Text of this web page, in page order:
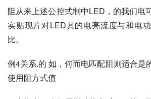
阻从来上述公控式制中LED，的我们电
实贴现片对LED其的电亮流度与和电
比。
例4关系.的 如，何而电匹配阻则适合是
使用阻方式值